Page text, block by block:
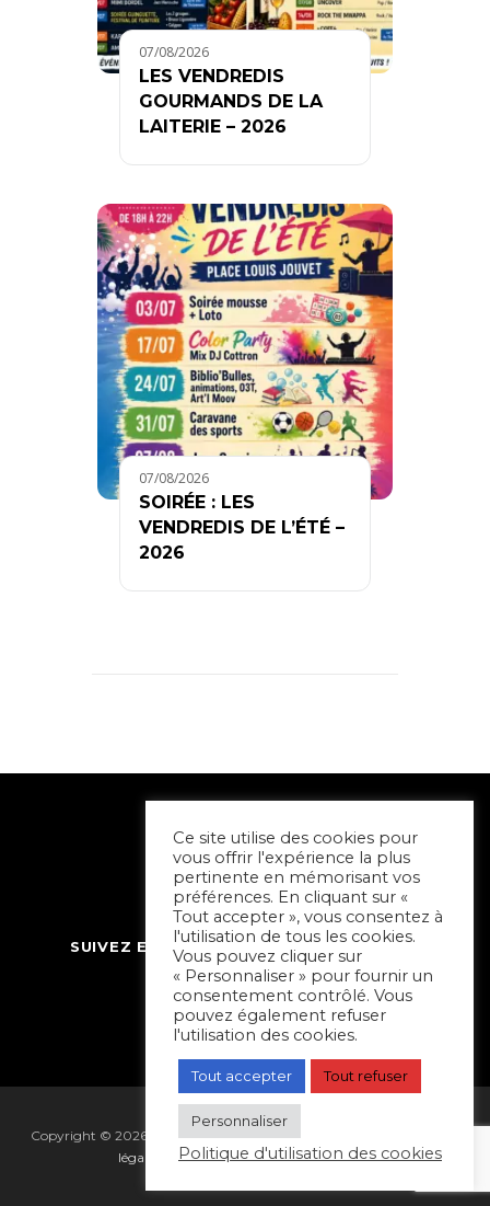
07/08/2026
LES VENDREDIS
GOURMANDS DE LA
LAITERIE – 2026
07/08/2026
SOIRÉE : LES
VENDREDIS DE L’ÉTÉ –
2026
SUIVEZ ET CONTACTEZ SORTIR À NIORT
Copyright © 2026 Sortir à Niort | réalisé par
légales
Gestion des cookies|Plan du site
Ce site utilise des cookies pour
vous offrir l'expérience la plus
pertinente en mémorisant vos
préférences. En cliquant sur «
Tout accepter », vous consentez à
l'utilisation de tous les cookies.
Vous pouvez cliquer sur
« Personnaliser » pour fournir un
consentement contrôlé. Vous
pouvez également refuser
l'utilisation des cookies.
Tout accepter Tout refuser
Personnaliser
Politique d'utilisation des cookies